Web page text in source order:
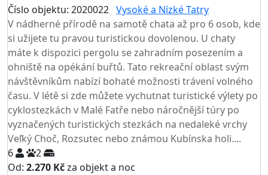
Číslo objektu: 2020022 Vysoké a Nízké Tatry
V nádherné přírodě na samotě chata až pro 6 osob, kde
si užijete tu pravou turistickou dovolenou. U chaty
máte k dispozici pergolu se zahradním posezením a
ohniště na opékání buřtů. Tato rekreační oblast svým
návštěvníkům nabízí bohaté možnosti trávení volného
času. V létě si zde můžete vychutnat turistické výlety po
cyklostezkách v Malé Fatře nebo náročnější túry po
vyznačených turistických stezkách na nedaleké vrchy
Veľký Choč, Rozsutec nebo známou Kubínska holi....
6
2
Od: 2.270 Kčza objekt a noc